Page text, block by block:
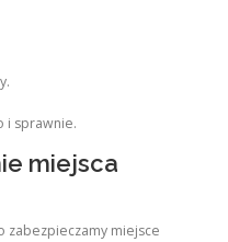
i sprawnie.
miejsca
zabezpieczamy miejsce